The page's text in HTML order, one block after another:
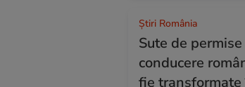
Știri România
Sute de
conducere
fie